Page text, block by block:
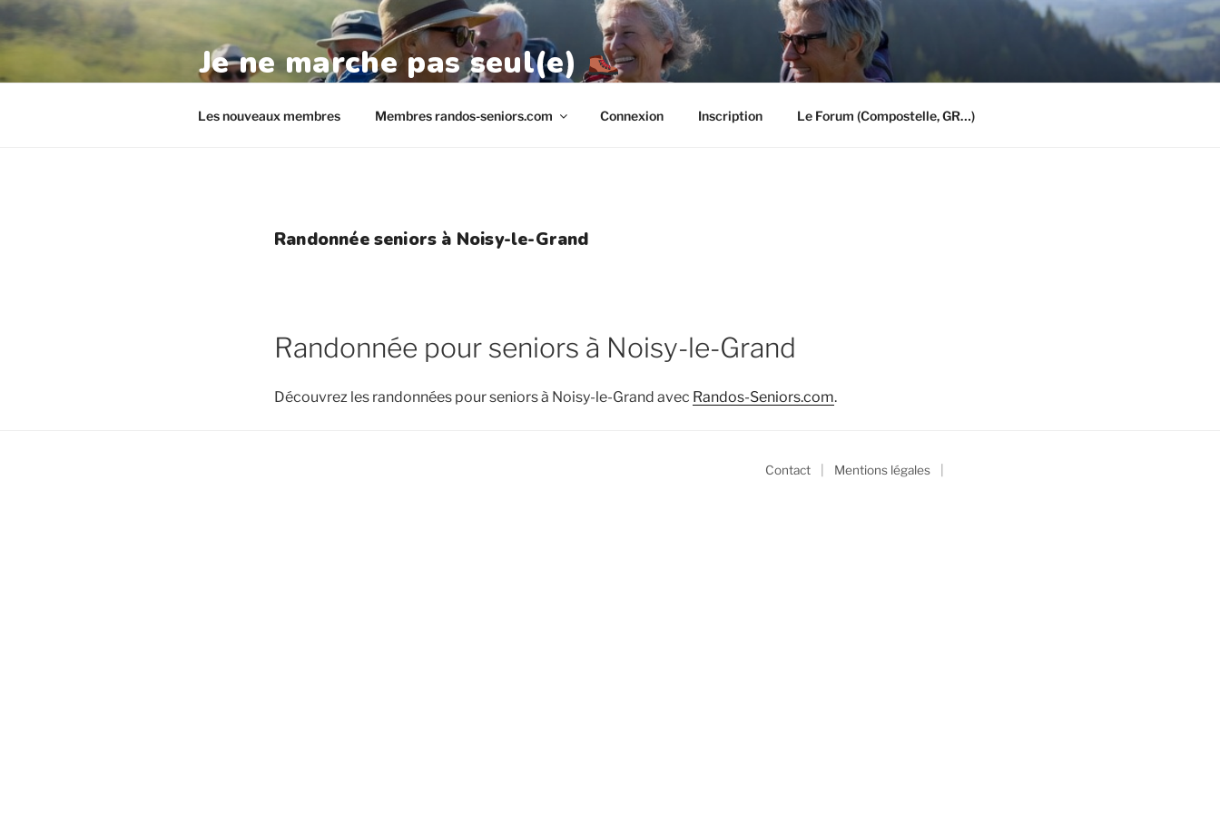
Aller
au
principal
Je ne marche pas seul(e)
Les nouveaux membres Membres randos-seniors.com Connexion Inscription Le Forum (Compostelle, GR…)
Randonnée seniors à Noisy-le-Grand
Randonnée pour seniors à Noisy-le-Grand
Découvrez les randonnées pour seniors à Noisy-le-Grand avec Randos-Seniors.com.
Contact Mentions légales